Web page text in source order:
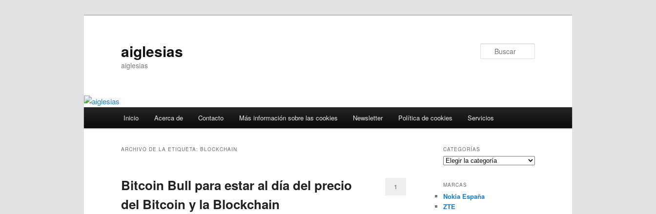
aiglesias
aiglesias
Inicio Acerca de Contacto Más información sobre las cookies Newsletter Política de cookies Servicios
ARCHIVO DE LA ETIQUETA: BLOCKCHAIN
Bitcoin Bull para estar al día del precio
del Bitcoin y la Blockchain
1
CATEGORÍAS
Categorías
MARCAS
Nokia España
ZTE